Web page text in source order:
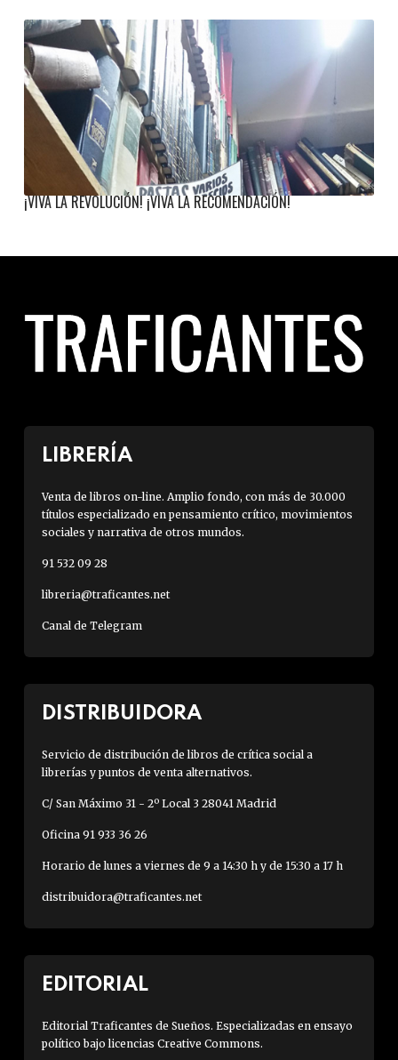
¡VIVA LA REVOLUCIÓN! ¡VIVA LA RECOMENDACIÓN!
LIBRERÍA
Venta de libros on-line. Amplio fondo, con más de 30.000
títulos especializado en pensamiento crítico, movimientos
sociales y narrativa de otros mundos.
91 532 09 28
libreria@traficantes.net
Canal de Telegram
DISTRIBUIDORA
Servicio de distribución de libros de crítica social a
librerías y puntos de venta alternativos.
C/ San Máximo 31 - 2º Local 3 28041 Madrid
Oficina 91 933 36 26
Horario de lunes a viernes de 9 a 14:30 h y de 15:30 a 17 h
distribuidora@traficantes.net
EDITORIAL
Editorial Traficantes de Sueños. Especializadas en ensayo
político bajo licencias Creative Commons.